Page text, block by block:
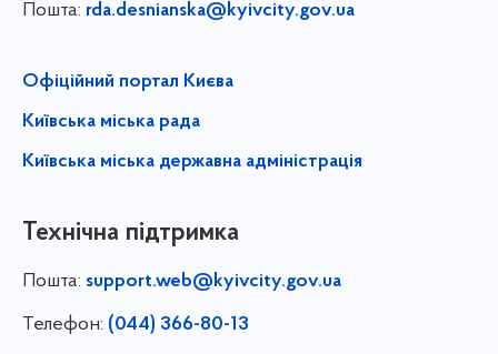
Пошта: rda.desnianska@kyivcity.gov.ua
Офіційний портал Києва
Київська міська рада
Київська міська державна адміністрація
Технічна підтримка
Пошта: support.web@kyivcity.gov.ua
Телефон: (044) 366-80-13